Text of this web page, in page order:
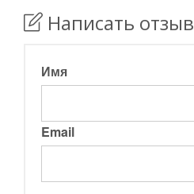
Написать отзыв
Имя
Email